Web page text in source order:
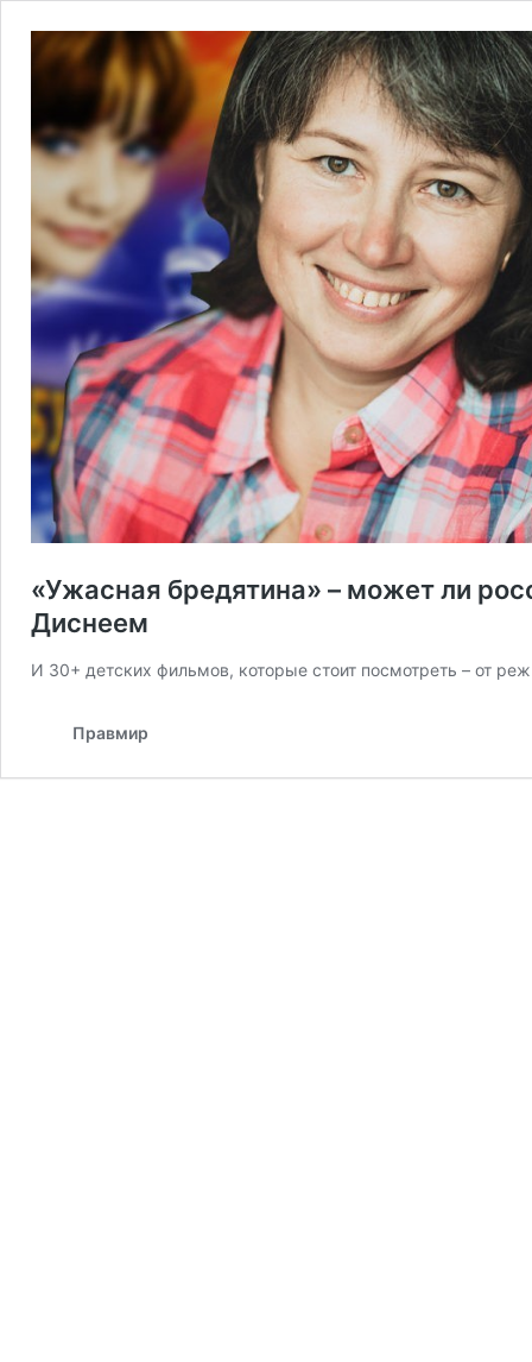
«Ужасная бредятина» – может ли
Диснеем
И 30+ детских фильмов, которые стоит посмотреть – от
Правмир